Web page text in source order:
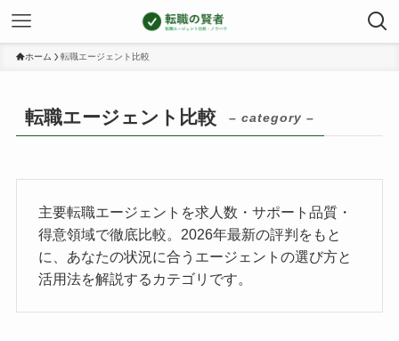
ホーム 転職エージェント比較
転職エージェント比較 – category –
主要転職エージェントを求人数・サポート品質・
得意領域で徹底比較。2026年最新の評判をもと
に、あなたの状況に合うエージェントの選び方と
活用法を解説するカテゴリです。